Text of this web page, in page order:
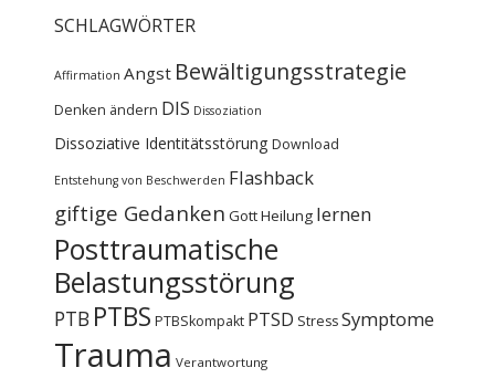
SCHLAGWÖRTER
Affirmation Angst Bewältigungsstrategie
Denken ändern DIS Dissoziation
Dissoziative Identitätsstörung Download
Entstehung von Beschwerden Flashback
giftige Gedanken GottHeilung lernen
Posttraumatische
Belastungsstörung
PTB PTBS PTBSkompakt PTSD StressSymptome
Trauma Verantwortung